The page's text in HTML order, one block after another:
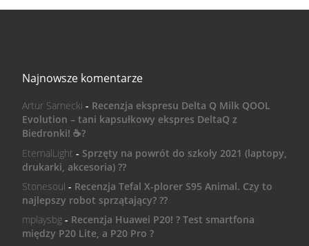
Najnowsze komentarze
Artur Sarnecki - Recenzja ekspresu Delta Q Milk QOOL
Evolution – tani kapsułkowy ekspres DeltaQ z
Biedronki! ☕️?
EternalLight - Sprzęty na powrót do szkoły 2021 (laptopy,
drukarki, akcesoria) ??
Stonesoul - Recenzja Tefal X-plorer S95 Animal. Czy to
najlepszy robot sprzątający? ??
mplaysbg- Recenzja Huawei P20! ? Test smartfona
między P20 Lite, a P20 Pro ?